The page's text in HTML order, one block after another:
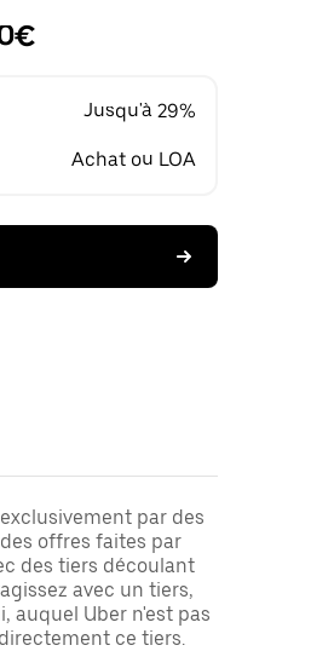
Jusqu'à 29%
Achat ou LOA
par des
offres faites par
des tiers découlant
avec un tiers,
auquel Uber n'est pas
ce tiers.